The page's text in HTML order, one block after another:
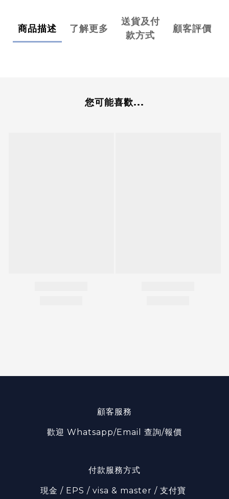
商品描述 了解更多
送貨及付
款方式
顧客評價
您可能喜歡...
顧客服務
歡迎 Whatsapp/Email 查詢/報價
付款服務方式
現金 / EPS / visa & master / 支付寶